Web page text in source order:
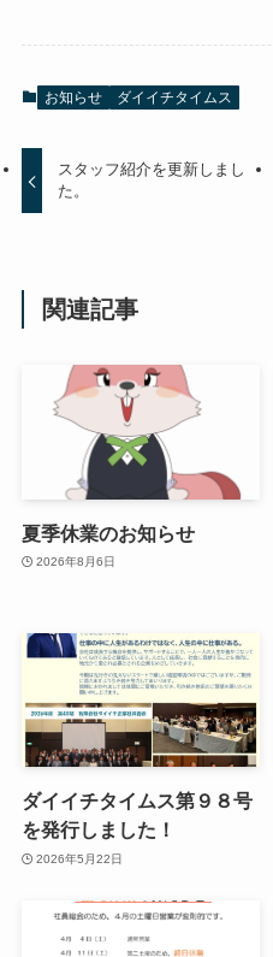
お知らせ ダイイチタイムス
スタッフ紹介を更新しまし
た。
関連記事
夏季休業のお知らせ
2026年8月6日
ダイイチタイムス第９８号
を発行しました！
2026年5月22日